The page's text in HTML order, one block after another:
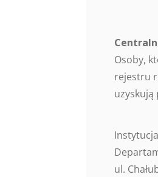
Osoby,
rejestru
uzyskują
ul.